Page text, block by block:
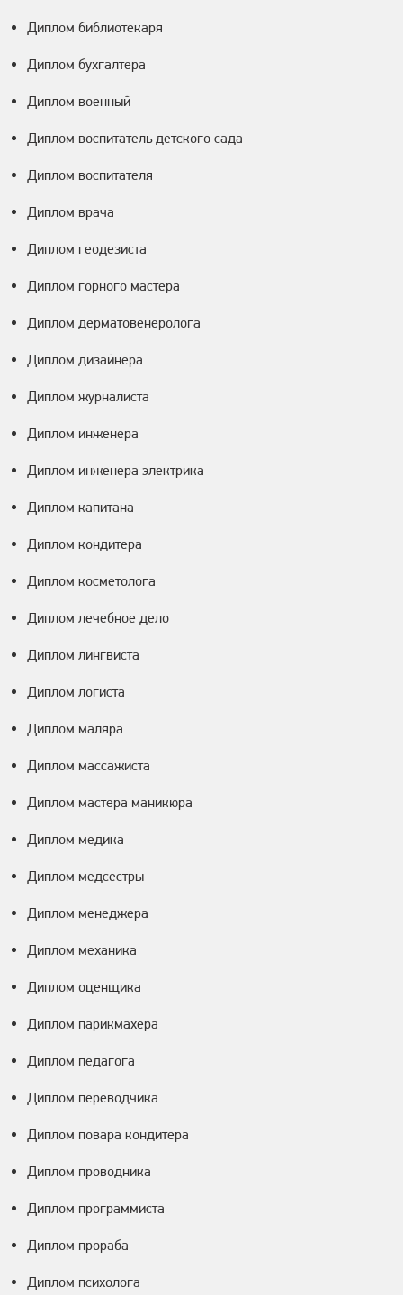
Диплом библиотекаря
Диплом бухгалтера
Диплом военный
Диплом воспитатель детского сада
Диплом воспитателя
Диплом врача
Диплом геодезиста
Диплом горного мастера
Диплом дерматовенеролога
Диплом дизайнера
Диплом журналиста
Диплом инженера
Диплом инженера электрика
Диплом капитана
Диплом кондитера
Диплом косметолога
Диплом лечебное дело
Диплом лингвиста
Диплом логиста
Диплом маляра
Диплом массажиста
Диплом мастера маникюра
Диплом медика
Диплом медсестры
Диплом менеджера
Диплом механика
Диплом оценщика
Диплом парикмахера
Диплом педагога
Диплом переводчика
Диплом повара кондитера
Диплом проводника
Диплом программиста
Диплом прораба
Диплом психолога